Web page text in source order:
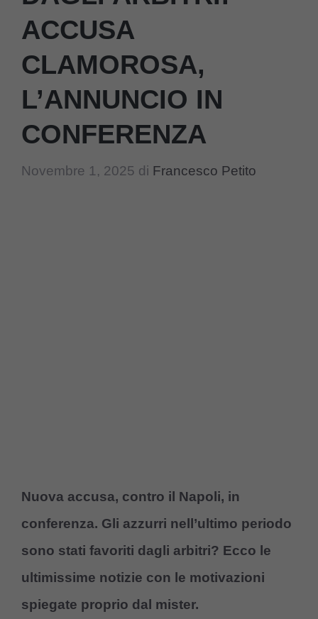
ACCUSA
CLAMOROSA,
L’ANNUNCIO IN
CONFERENZA
Novembre 1, 2025 di Francesco Petito
Nuova accusa, contro il Napoli, in
conferenza. Gli azzurri nell’ultimo periodo
sono stati favoriti dagli arbitri? Ecco le
ultimissime notizie con le motivazioni
spiegate proprio dal mister.